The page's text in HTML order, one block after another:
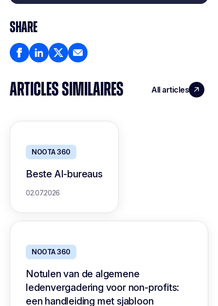
SHARE
ARTICLES SIMILAIRES All articles
NOOTA 360
Beste AI-bureaus
02.07.2026
NOOTA 360
Notulen van de algemene
ledenvergadering voor non-profits:
een handleiding met sjabloon